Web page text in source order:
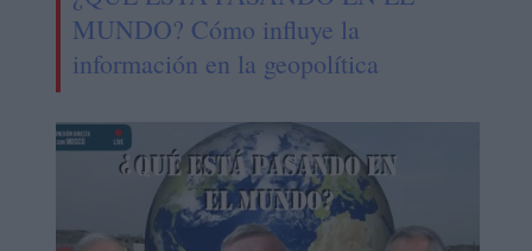
MUNDO? Cómo influye la
información en la geopolítica